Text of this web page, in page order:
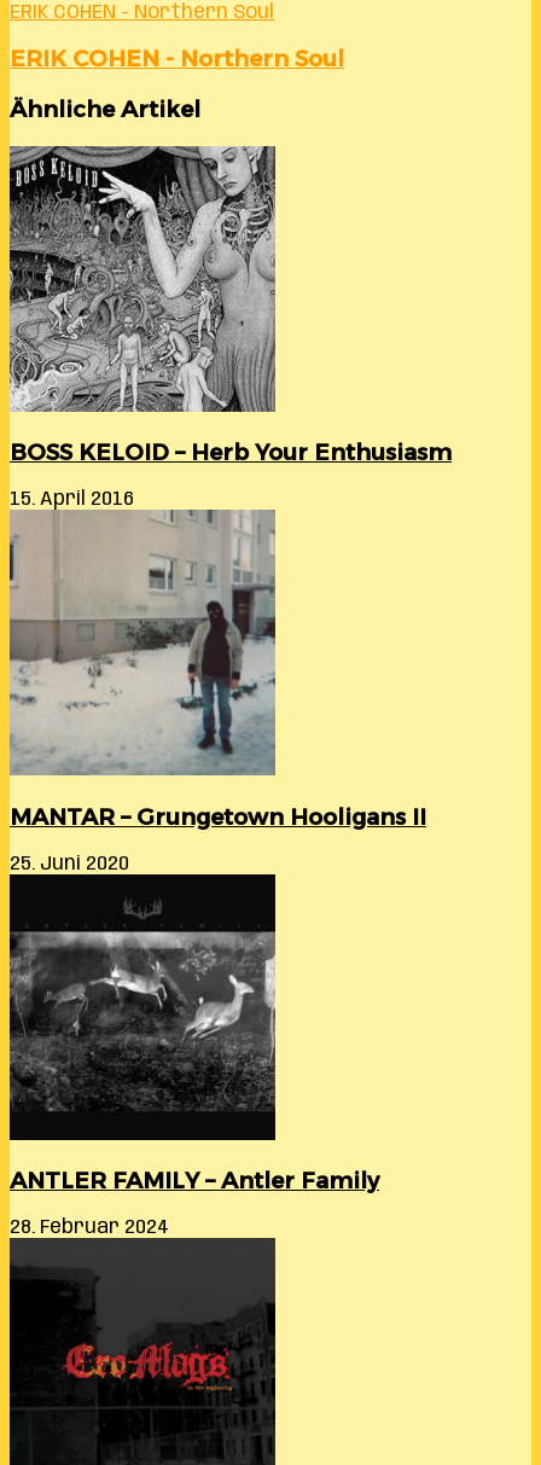
ERIK COHEN - Northern Soul
ERIK COHEN - Northern Soul
Ähnliche Artikel
BOSS KELOID – Herb Your Enthusiasm
15. April 2016
MANTAR – Grungetown Hooligans II
25. Juni 2020
ANTLER FAMILY – Antler Family
28. Februar 2024